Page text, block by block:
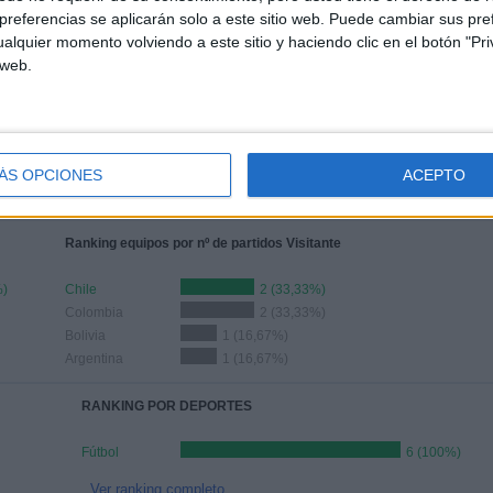
se aplicarán solo a este sitio web. Puede cambiar sus
momento volviendo a este sitio y haciendo clic en el botón
OPCIONES ACEPTO
ÚLTIMO PARTIDO
Sub-17
Ranking equipos por nº de partidos Visitante
Chile
2 (33,33%)
Colombia
2 (33,33%)
Bolivia
1 (16,67%)
Argentina
1 (16,67%)
RANKING POR DEPORTES
Fútbol 6 (100%)
Ver ranking completo